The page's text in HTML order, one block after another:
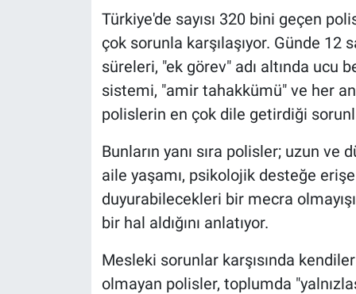
Türkiye'de sayısı 320 bini geçen
çok sorunla karşılaşıyor. Günde
süreleri, "ek görev" adı altında ucu
sistemi, "amir tahakkümü" ve her
polislerin en çok dile getirdiği
Bunların yanı sıra polisler; uzun
aile yaşamı, psikolojik desteğe
duyurabilecekleri bir mecra
bir hal aldığını anlatıyor.
Mesleki sorunlar karşısında
olmayan polisler, toplumda